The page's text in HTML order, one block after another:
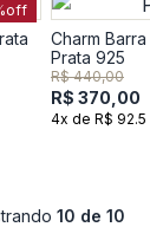
off
Charm
Prata 925
R$ 440,00
R$ 370,00
4x de R$
10 de 10